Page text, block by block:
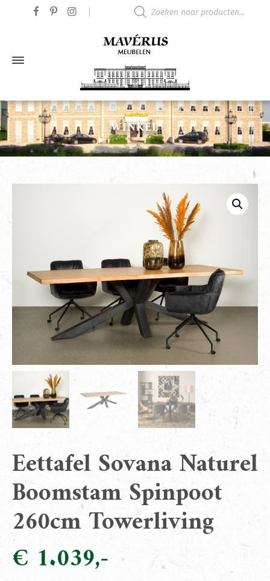
WINKEL
Eettafel Sovana Naturel
Boomstam Spinpoot
260cm Towerliving
€ 1.039